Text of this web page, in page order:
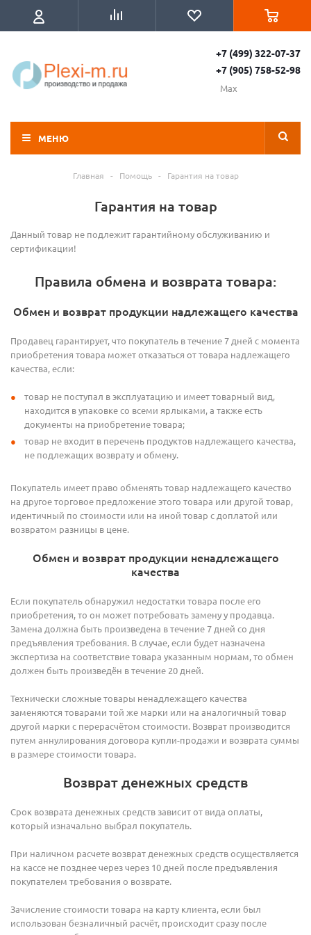
+7 (499) 322-07-37
+7 (905) 758-52-98
Max
МЕНЮ
Главная - Помощь - Гарантия на товар
Гарантия на товар
Данный товар не подлежит гарантийному обслуживанию и
сертификации!
Правила обмена и возврата товара:
Обмен и возврат продукции надлежащего качества
Продавец гарантирует, что покупатель в течение 7 дней с момента
приобретения товара может отказаться от товара надлежащего
качества, если:
товар не поступал в эксплуатацию и имеет товарный вид,
находится в упаковке со всеми ярлыками, а также есть
документы на приобретение товара;
товар не входит в перечень продуктов надлежащего качества,
не подлежащих возврату и обмену.
Покупатель имеет право обменять товар надлежащего качество
на другое торговое предложение этого товара или другой товар,
идентичный по стоимости или на иной товар с доплатой или
возвратом разницы в цене.
Обмен и возврат продукции ненадлежащего
качества
Если покупатель обнаружил недостатки товара после его
приобретения, то он может потребовать замену у продавца.
Замена должна быть произведена в течение 7 дней со дня
предъявления требования. В случае, если будет назначена
экспертиза на соответствие товара указанным нормам, то обмен
должен быть произведён в течение 20 дней.
Технически сложные товары ненадлежащего качества
заменяются товарами той же марки или на аналогичный товар
другой марки с перерасчётом стоимости. Возврат производится
путем аннулирования договора купли-продажи и возврата суммы
в размере стоимости товара.
Возврат денежных средств
Срок возврата денежных средств зависит от вида оплаты,
который изначально выбрал покупатель.
При наличном расчете возврат денежных средств осуществляется
на кассе не позднее через через 10 дней после предъявления
покупателем требования о возврате.
Зачисление стоимости товара на карту клиента, если был
использован безналичный расчёт, происходит сразу после